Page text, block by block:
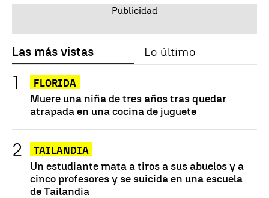
Las más vistas Lo último
FLORIDA
Muere una niña de tres años tras quedar
atrapada en una cocina de juguete
TAILANDIA
Un estudiante mata a tiros a sus abuelos y a
cinco profesores y se suicida en una escuela
de Tailandia